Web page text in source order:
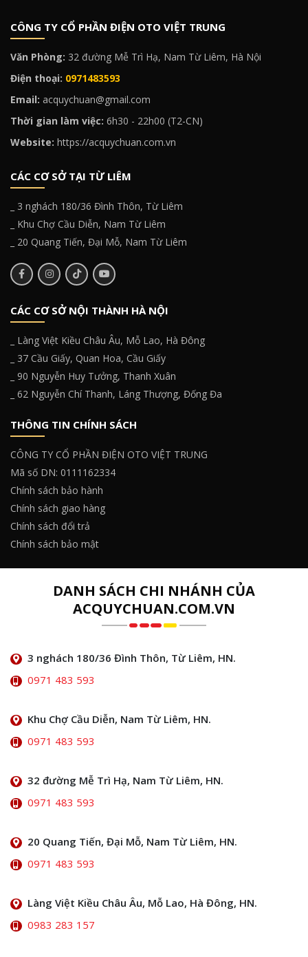
CÔNG TY CỔ PHẦN ĐIỆN OTO VIỆT TRUNG
Văn Phòng: 32 đường Mễ Trì Hạ, Nam Từ Liêm, Hà Nội
Điện thoại: 0971483593
Email: acquychuan@gmail.com
Thời gian làm việc: 6h30 - 22h00 (T2-CN)
Website: https://acquychuan.com.vn
CÁC CƠ SỞ TẠI TỪ LIÊM
_ 3 nghách 180/36 Đình Thôn, Từ Liêm
_ Khu Chợ Cầu Diễn, Nam Từ Liêm
_ 20 Quang Tiến, Đại Mỗ, Nam Từ Liêm
CÁC CƠ SỞ NỘI THÀNH HÀ NỘI
_ Làng Việt Kiều Châu Âu, Mỗ Lao, Hà Đông
_ 37 Cầu Giấy, Quan Hoa, Cầu Giấy
_ 90 Nguyễn Huy Tưởng, Thanh Xuân
_ 62 Nguyễn Chí Thanh, Láng Thượng, Đống Đa
THÔNG TIN CHÍNH SÁCH
CÔNG TY CỔ PHẦN ĐIỆN OTO VIỆT TRUNG
Mã số DN: 0111162334
Chính sách bảo hành
Chính sách giao hàng
Chính sách đổi trả
Chính sách bảo mật
DANH SÁCH CHI NHÁNH CỦA
ACQUYCHUAN.COM.VN
3 nghách 180/36 Đình Thôn, Từ Liêm, HN.
0971 483 593
Khu Chợ Cầu Diễn, Nam Từ Liêm, HN.
0971 483 593
32 đường Mễ Trì Hạ, Nam Từ Liêm, HN.
0971 483 593
20 Quang Tiến, Đại Mỗ, Nam Từ Liêm, HN.
0971 483 593
Làng Việt Kiều Châu Âu, Mỗ Lao, Hà Đông, HN.
0983 283 157